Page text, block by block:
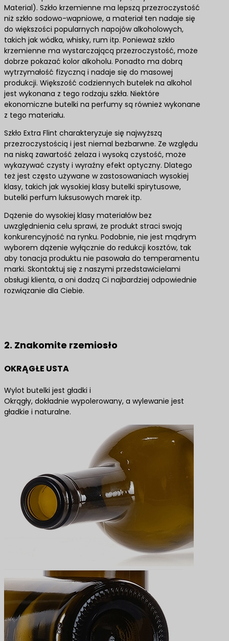
Material). Szkło krzemienne ma lepszą przezroczystość
niż szkło sodowo-wapniowe, a materiał ten nadaje się
do większości popularnych napojów alkoholowych,
takich jak wódka, whisky, rum itp. Ponieważ szkło
krzemienne ma wystarczającą przezroczystość, może
dobrze pokazać kolor alkoholu. Ponadto ma dobrą
wytrzymałość fizyczną i nadaje się do masowej
produkcji. Większość codziennych butelek na alkohol
jest wykonana z tego rodzaju szkła. Niektóre
ekonomiczne butelki na perfumy są również wykonane
z tego materiału.
Szkło Extra Flint charakteryzuje się najwyższą
przezroczystością i jest niemal bezbarwne. Ze względu
na niską zawartość żelaza i wysoką czystość, może
wykazywać czysty i wyraźny efekt optyczny. Dlatego
też jest często używane w zastosowaniach wysokiej
klasy, takich jak wysokiej klasy butelki spirytusowe,
butelki perfum luksusowych marek itp.
Dążenie do wysokiej klasy materiałów bez
uwzględnienia celu sprawi, że produkt straci swoją
konkurencyjność na rynku. Podobnie, nie jest mądrym
wyborem dążenie wyłącznie do redukcji kosztów, tak
aby tonacja produktu nie pasowała do temperamentu
marki. Skontaktuj się z naszymi przedstawicielami
obsługi klienta, a oni dadzą Ci najbardziej odpowiednie
rozwiązanie dla Ciebie.
2. Znakomite rzemiosło
OKRĄGŁE USTA
Wylot butelki jest gładki i
Okrągły, dokładnie wypolerowany, a wylewanie jest
gładkie i naturalne.